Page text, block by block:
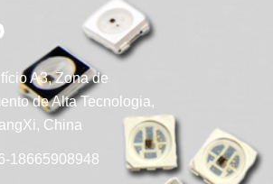
A3, Zona de
de Alta Tecnologia,
China
18665908948